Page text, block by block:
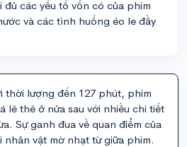
các yếu tố vốn có của phim
và các tình huống éo le đầy
thời lượng đến 127 phút, phim
lê thê ở nửa sau với nhiều chi tiết
Sự ganh đua về quan điểm của
nhân vật mờ nhạt từ giữa phim.